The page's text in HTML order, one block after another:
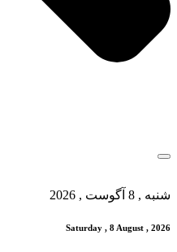
شنبه , 8 آگوست , 2026
Saturday , 8 August , 2026